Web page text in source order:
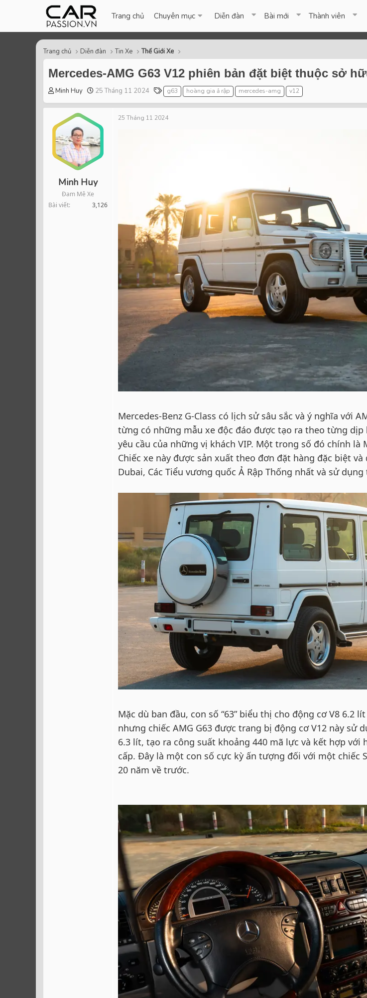
Trang chủ Chuyên mục Diễn đàn Bài mới Thành viên
Trang chủ Diễn đàn Tin Xe Thế Giới Xe
Mercedes-AMG G63 V12 phiên bản đặt biệt thuộc sở
T
r
a
d
s
t
r
Minh Huy
S
a
r
t
d
a
t
25 Tháng 11 2024
T
a
g
s
g63 hoàng gia ả rập mercedes-amg v12
Minh Huy
Đam Mê Xe
Bài viết
3,126
25 Tháng 11 2024
Mercedes-Benz G-Class có lịch sử sâu sắc và ý nghĩa với
từng có những mẫu xe độc đáo được tạo ra theo từng dịp
yêu cầu của những vị khách VIP. Một trong số đó chính là
Chiếc xe này được sản xuất theo đơn đặt hàng đặc biệt
Dubai, Các Tiểu vương quốc Ả Rập Thống nhất và sử
Mặc dù ban đầu, con số “63” biểu thị cho động cơ V8 6.2
nhưng chiếc AMG G63 được trang bị động cơ V12 này sử
6.3 lít, tạo ra công suất khoảng 440 mã lực và kết hợp với
cấp. Đây là một con số cực kỳ ấn tượng đối với một chiếc
20 năm về trước.